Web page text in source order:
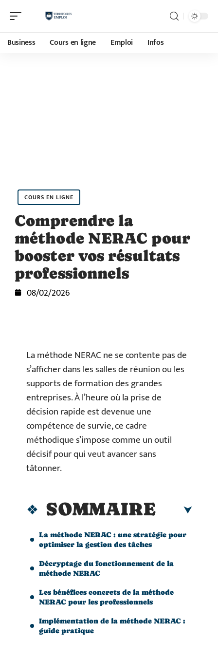
Business Cours en ligne Emploi Infos
COURS EN LIGNE
Comprendre la
méthode NERAC pour
booster vos résultats
professionnels
08/02/2026
La méthode NERAC ne se contente pas de
s’afficher dans les salles de réunion ou les
supports de formation des grandes
entreprises. À l’heure où la prise de
décision rapide est devenue une
compétence de survie, ce cadre
méthodique s’impose comme un outil
décisif pour qui veut avancer sans
tâtonner.
SOMMAIRE
La méthode NERAC : une stratégie pour
optimiser la gestion des tâches
Décryptage du fonctionnement de la
méthode NERAC
Les bénéfices concrets de la méthode
NERAC pour les professionnels
Implémentation de la méthode NERAC :
guide pratique